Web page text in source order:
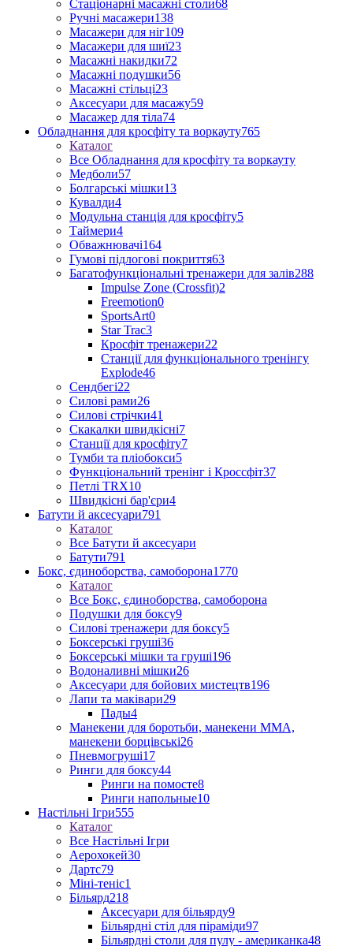
Стаціонарні масажні столи68
Ручні масажери138
Масажери для ніг109
Масажери для шиї23
Масажні накидки72
Масажні подушки56
Масажні стільці23
Аксесуари для масажу59
Масажер для тіла74
Обладнання для кросфіту та воркауту765
Каталог
Все Обладнання для кросфіту та воркауту
Медболи57
Болгарські мішки13
Кувалди4
Модульна станція для кросфіту5
Таймери4
Обважнювачі164
Гумові підлогові покриття63
Багатофункціональні тренажери для залів288
Impulse Zone (Crossfit)2
Freemotion0
SportsArt0
Star Trac3
Кросфіт тренажери22
Станції для функціонального тренінгу
Explode46
Сендбегі22
Силові рами26
Силові стрічки41
Скакалки швидкісні7
Станції для кросфіту7
Тумби та пліобокси5
Функціональний тренінг і Кроссфіт37
Петлі TRX10
Швидкісні бар'єри4
Батути й аксесуари791
Каталог
Все Батути й аксесуари
Батути791
Бокс, єдиноборства, самоборона1770
Каталог
Все Бокс, єдиноборства, самоборона
Подушки для боксу9
Силові тренажери для боксу5
Боксерські груші36
Боксерські мішки та груші196
Водоналивні мішки26
Аксесуари для бойових мистецтв196
Лапи та маківари29
Пады4
Манекени для боротьби, манекени ММА,
манекени борцівські26
Пневмогруші17
Ринги для боксу44
Ринги на помосте8
Ринги напольные10
Настільні Ігри555
Каталог
Все Настільні Ігри
Аерохокей30
Дартс79
Міні-теніс1
Більярд218
Аксесуари для більярду9
Більярдні стіл для піраміди97
Більярдні столи для пулу - американка48